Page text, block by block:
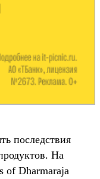
последствия
На
of Dharmaraja